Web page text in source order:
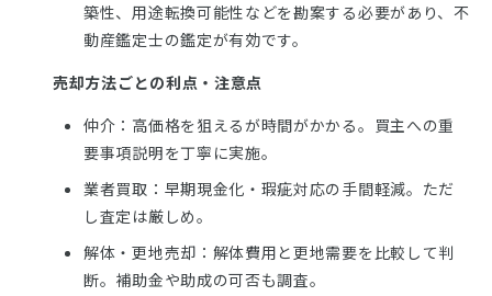
築性、用途転換可能性などを勘案する必要があり、不
動産鑑定士の鑑定が有効です。
売却方法ごとの利点・注意点
仲介：高価格を狙えるが時間がかかる。買主への重
要事項説明を丁寧に実施。
業者買取：早期現金化・瑕疵対応の手間軽減。ただ
し査定は厳しめ。
解体・更地売却：解体費用と更地需要を比較して判
断。補助金や助成の可否も調査。